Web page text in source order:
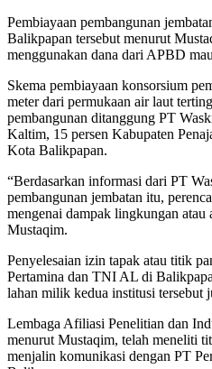
Pembiayaan pembangunan
Balikpapan tersebut menurut
menggunakan dana dari APBD
Skema pembiayaan konsorsium
meter dari permukaan air laut
pembangunan ditanggung PT
Kaltim, 15 persen Kabupaten
Kota Balikpapan.
“Berdasarkan informasi dari PT
pembangunan jembatan itu,
mengenai dampak lingkungan atau
Mustaqim.
Penyelesaian izin tapak atau titik
Pertamina dan TNI AL di
lahan milik kedua institusi tersebut
Lembaga Afiliasi Penelitian dan
menurut Mustaqim, telah meneliti
menjalin komunikasi dengan PT